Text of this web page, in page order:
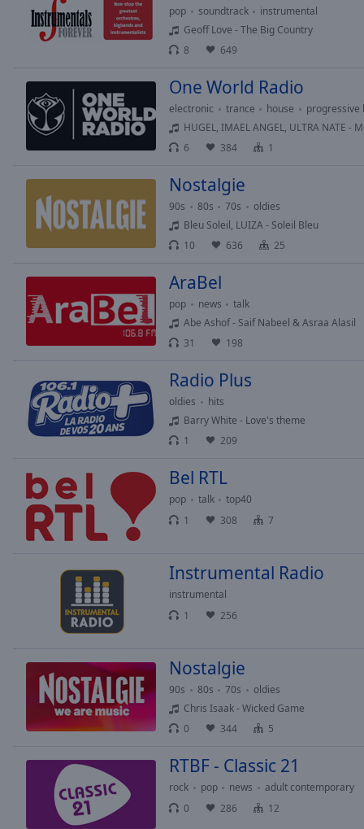
Playback
Rate
Chapters
Descriptions
off,
selected
Subtitles
settings,
opens
subtitles
off,
selected
Audio
Picture-
Picture
Fullscreen
window.
Escape
cancel
pop soundtrack
instrumental
Geoff Love - The Big Country
8
649
One World Radio
electronic trance house progressive
HUGEL, IMAEL ANGEL, ULTRA NATE -
6
384 1
Nostalgie
90s 80s 70s
oldies
Bleu Soleil, LUIZA - Soleil Bleu
10
636 25
AraBel
pop news
talk
Abe Ashof - Saif Nabeel & Asraa Alasil
31
198
Radio Plus
oldies
hits
Barry White - Love's theme
1
209
Bel RTL
pop talk
top40
1
308 7
Instrumental Radio
instrumental
1
256
Nostalgie
90s 80s 70s
oldies
Chris Isaak - Wicked Game
0
344 5
RTBF - Classic 21
rock pop news
adult contemporary
0
286 12